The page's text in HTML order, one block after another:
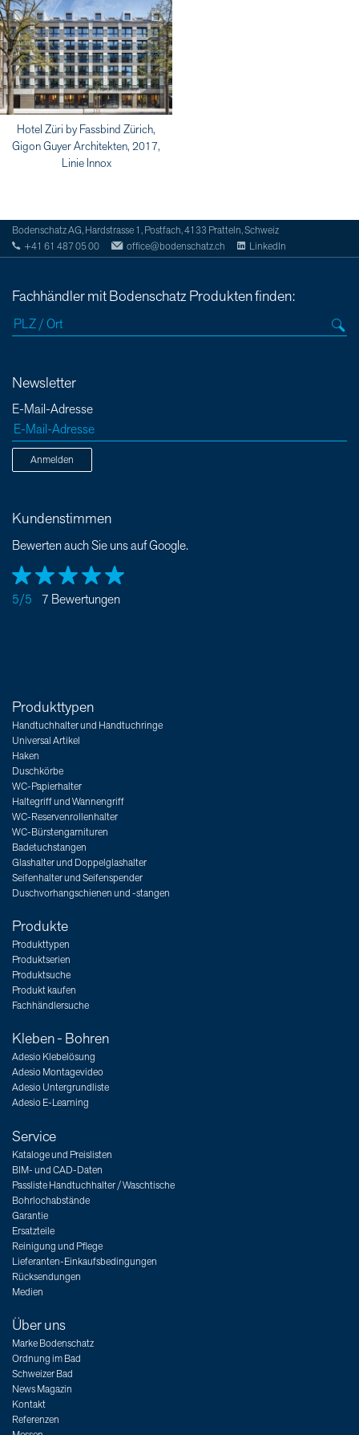
Hotel Züri by Fassbind Zürich,
Gigon Guyer Architekten, 2017,
Linie Innox
Bodenschatz AG, Hardstrasse 1, Postfach, 4133 Pratteln, Schweiz
+41 61 487 05 00
office@bodenschatz.ch LinkedIn
Fachhändler mit Bodenschatz Produkten finden:
Newsletter
E-Mail-Adresse
Anmelden
Kundenstimmen
Bewerten auch Sie uns auf Google.
5/5 7 Bewertungen
Produkttypen
Handtuchhalter und Handtuchringe
Universal Artikel
Haken
Duschkörbe
WC-Papierhalter
Haltegriff und Wannengriff
WC-Reservenrollenhalter
WC-Bürstengarnituren
Badetuchstangen
Glashalter und Doppelglashalter
Seifenhalter und Seifenspender
Duschvorhangschienen und -stangen
Produkte
Produkttypen
Produktserien
Produktsuche
Produkt kaufen
Fachhändlersuche
Kleben - Bohren
Adesio Klebelösung
Adesio Montagevideo
Adesio Untergrundliste
Adesio E-Learning
Service
Kataloge und Preislisten
BIM- und CAD-Daten
Passliste Handtuchhalter / Waschtische
Bohrlochabstände
Garantie
Ersatzteile
Reinigung und Pflege
Lieferanten-Einkaufsbedingungen
Rücksendungen
Medien
Über uns
Marke Bodenschatz
Ordnung im Bad
Schweizer Bad
News Magazin
Kontakt
Referenzen